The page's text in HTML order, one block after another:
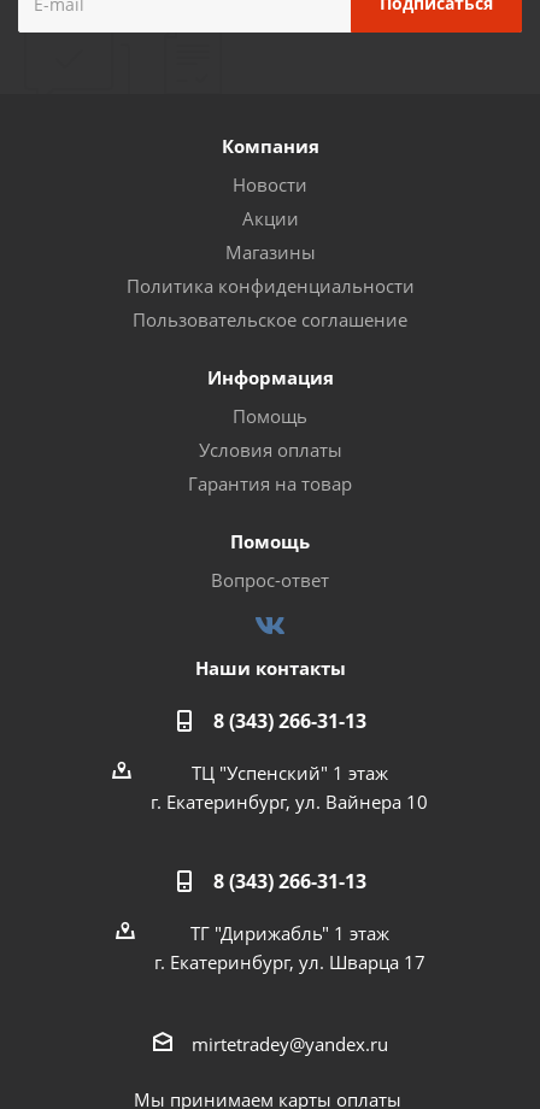
Компания
Новости
Акции
Магазины
Политика конфиденциальности
Пользовательское соглашение
Информация
Помощь
Условия оплаты
Гарантия на товар
Помощь
Вопрос-ответ
Наши контакты
8 (343) 266-31-13
ТЦ "Успенский" 1 этаж
г. Екатеринбург, ул. Вайнера 10
8 (343) 266-31-13
ТГ "Дирижабль" 1 этаж
г. Екатеринбург, ул. Шварца 17
mirtetradey@yandex.ru
Мы принимаем карты оплаты